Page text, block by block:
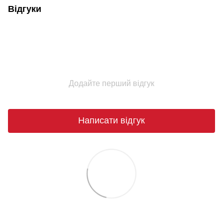
Відгуки
Додайте перший відгук
Написати відгук